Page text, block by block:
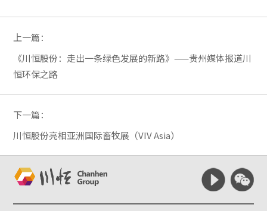
上一篇：
《川恒股份：走出一条绿色发展的新路》——贵州媒体报道川
恒环保之路
下一篇：
川恒股份亮相亚洲国际畜牧展（VIV Asia）